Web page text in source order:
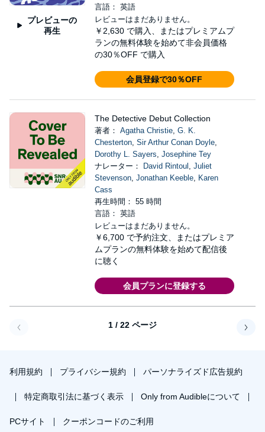
プレビューの
再生
言語： 英語
レビューはまだありません。
￥2,630 で購入、またはプレミアムプ
ランの無料体験を始めて非会員価格
の30％OFF で購入
会員登録で30％OFF
The Detective Debut Collection
著者： Agatha Christie, G. K.
Chesterton, Sir Arthur Conan Doyle,
Dorothy L. Sayers, Josephine Tey
ナレーター：
David Rintoul , Juliet
Stevenson, Jonathan Keeble, Karen
Cass
再生時間： 55 時間
言語： 英語
レビューはまだありません。
￥6,700 で予約注文、またはプレミア
ムプランの無料体験を始めて配信後
に聴く
会員プランに登録する
1 / 22 ページ
利用規約 プライバシー規約 パーソナライズド広告規約
特定商取引法に基づく表示 Only from Audibleについて
PCサイト クーポンコードのご利用